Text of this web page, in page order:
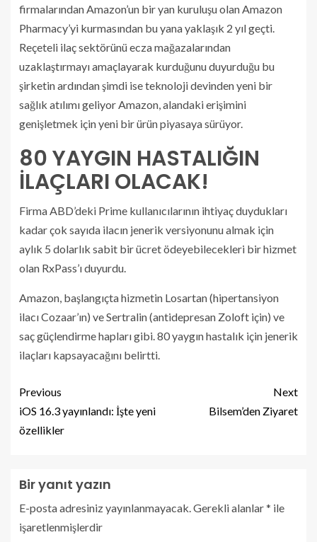
firmalarından Amazon’un bir yan kuruluşu olan Amazon
Pharmacy’yi kurmasından bu yana yaklaşık 2 yıl geçti.
Reçeteli ilaç sektörünü ecza mağazalarından
uzaklaştırmayı amaçlayarak kurduğunu duyurduğu bu
şirketin ardından şimdi ise teknoloji devinden yeni bir
sağlık atılımı geliyor Amazon, alandaki erişimini
genişletmek için yeni bir ürün piyasaya sürüyor.
80 YAYGIN HASTALIĞIN
İLAÇLARI OLACAK!
Firma ABD’deki Prime kullanıcılarının ihtiyaç duydukları
kadar çok sayıda ilacın jenerik versiyonunu almak için
aylık 5 dolarlık sabit bir ücret ödeyebilecekleri bir hizmet
olan RxPass’ı duyurdu.
Amazon, başlangıçta hizmetin Losartan (hipertansiyon
ilacı Cozaar’ın) ve Sertralin (antidepresan Zoloft için) ve
saç güçlendirme hapları gibi. 80 yaygın hastalık için jenerik
ilaçları kapsayacağını belirtti.
Previous
iOS 16.3 yayınlandı: İşte yeni
özellikler
Next
Bilsem’den Ziyaret
Bir yanıt yazın
E-posta adresiniz yayınlanmayacak.Gerekli alanlar* ile
işaretlenmişlerdir